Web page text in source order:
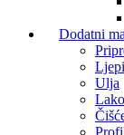
Dodatni
Ulja